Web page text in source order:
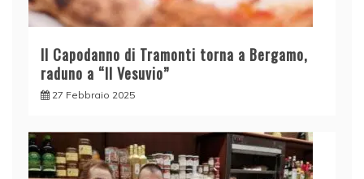
Il Capodanno di Tramonti torna a Bergamo,
raduno a “Il Vesuvio”
27 Febbraio 2025